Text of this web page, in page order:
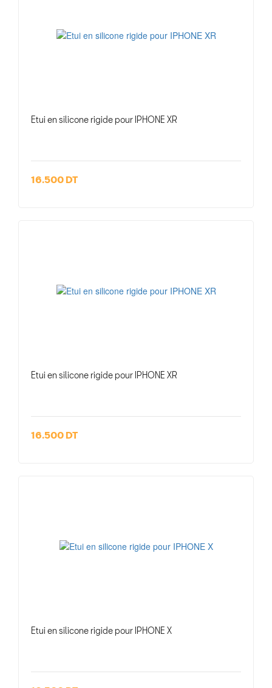
Etui en silicone rigide pour IPHONE XR
16.500 DT
Etui en silicone rigide pour IPHONE XR
16.500 DT
Etui en silicone rigide pour IPHONE X